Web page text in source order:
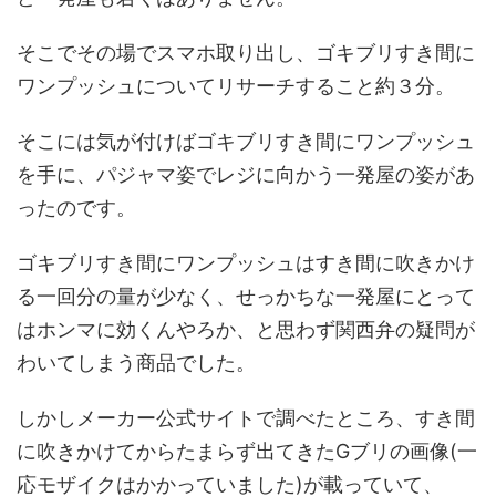
そこでその場でスマホ取り出し、ゴキブリすき間に
ワンプッシュについてリサーチすること約３分。
そこには気が付けばゴキブリすき間にワンプッシュ
を手に、パジャマ姿でレジに向かう一発屋の姿があ
ったのです。
ゴキブリすき間にワンプッシュはすき間に吹きかけ
る一回分の量が少なく、せっかちな一発屋にとって
はホンマに効くんやろか、と思わず関西弁の疑問が
わいてしまう商品でした。
しかしメーカー公式サイトで調べたところ、すき間
に吹きかけてからたまらず出てきたGブリの画像(一
応モザイクはかかっていました)が載っていて、